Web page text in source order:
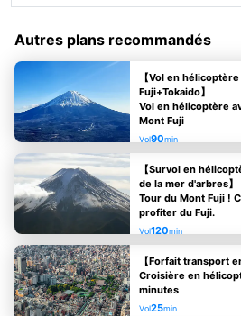
Autres plans recommandés
【Vol en
Fuji+Tokaido】
Vol en hélicoptère
Mont Fuji
Vol90min
【Survol en
de la mer d'arbres】
Tour du Mont Fuji !
profiter du Fuji.
Vol120min
【Forfait transport
Croisière en
minutes
Vol25min